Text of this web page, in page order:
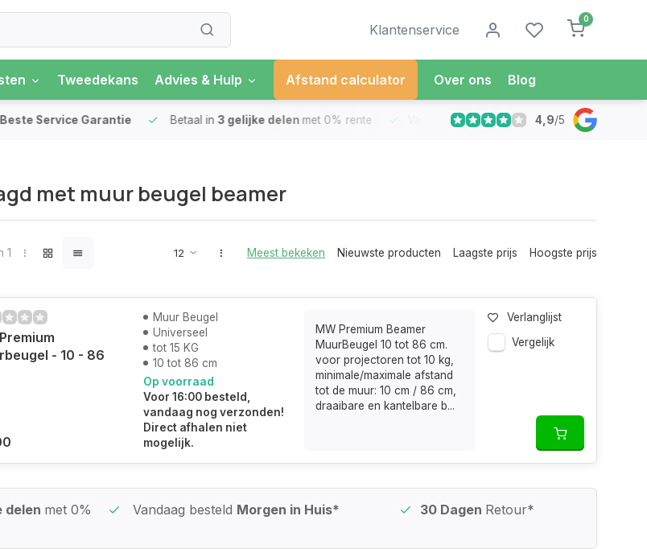
Klantenservice
0
Tweedekans Advies & Hulp Afstand calculator Over ons Blog
Service Garantie Betaal in 3 gelijke delen met 0% rente Vandaag besteldMorgen in Huis*
4,9/5
met muur beugel beamer
1 Meest bekeken Nieuwste producten Laagste prijs Hoogste prijs
- 10 - 86
Muur Beugel
Universeel
tot 15 KG
10 tot 86 cm
Op voorraad
Voor 16:00 besteld,
vandaag nog verzonden!
Direct afhalen niet
mogelijk.
MW Premium Beamer
MuurBeugel 10 tot 86 cm.
voor projectoren tot 10 kg,
minimale/maximale afstand
tot de muur: 10 cm / 86 cm,
draaibare en kantelbare b...
Verlanglijst
Vergelijk
delen met 0%
Vandaag besteld Morgen in Huis* 30 Dagen Retour*